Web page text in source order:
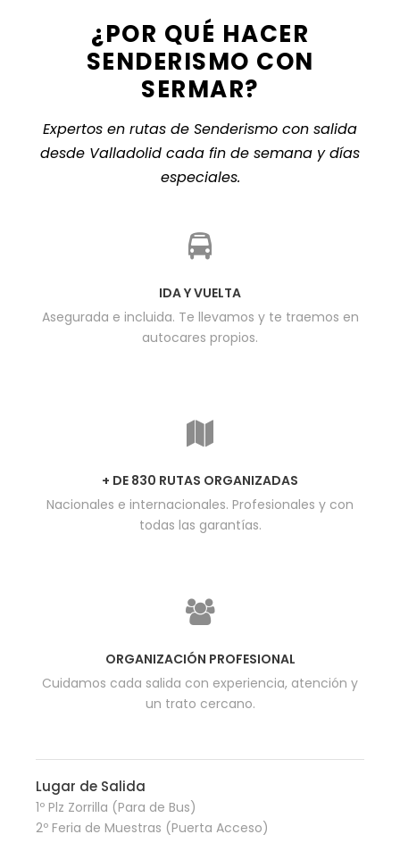
¿POR QUÉ HACER
SENDERISMO CON
SERMAR?
Expertos en rutas de Senderismo con salida
desde Valladolid cada fin de semana y días
especiales.
IDA Y VUELTA
Asegurada e incluida. Te llevamos y te traemos en
autocares propios.
+ DE 830 RUTAS ORGANIZADAS
Nacionales e internacionales. Profesionales y con
todas las garantías.
ORGANIZACIÓN PROFESIONAL
Cuidamos cada salida con experiencia, atención y
un trato cercano.
Lugar de Salida
1º Plz Zorrilla (Para de Bus)
2º Feria de Muestras (Puerta Acceso)